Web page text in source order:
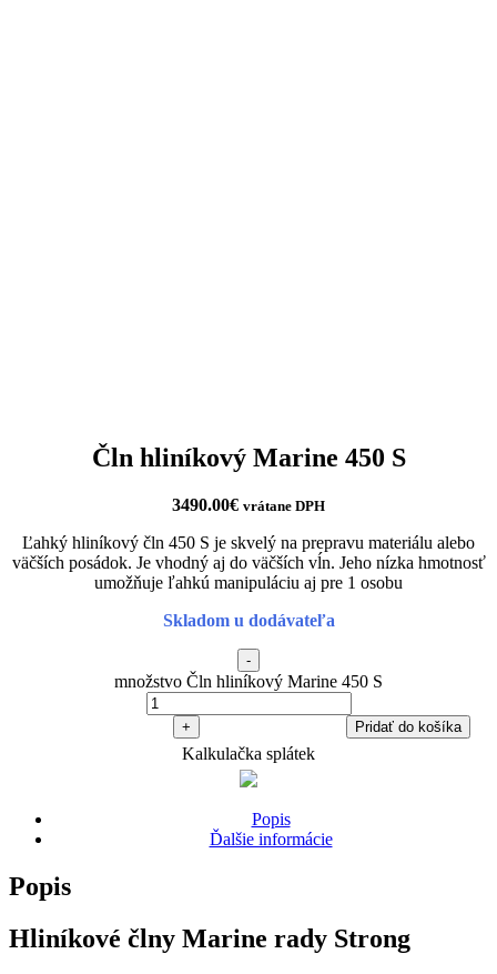
Čln hliníkový Marine 450 S
3490.00€ vrátane DPH
Ľahký hliníkový čln 450 S je skvelý na prepravu materiálu alebo
väčších posádok. Je vhodný aj do väčších vĺn. Jeho nízka hmotnosť
umožňuje ľahkú manipuláciu aj pre 1 osobu
Skladom u dodávateľa
-
množstvo Čln hliníkový Marine 450 S
+ Pridať do košíka
Kalkulačka splátek
Popis
Ďalšie informácie
Popis
Hliníkové člny Marine rady Strong